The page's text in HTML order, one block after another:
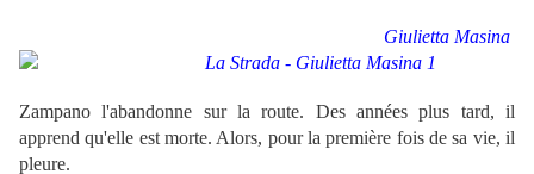
Giulietta Masina
Zampano l'abandonne sur la route. Des années plus tard, il
apprend qu'elle est morte. Alors, pour la première fois de sa vie, il
pleure.